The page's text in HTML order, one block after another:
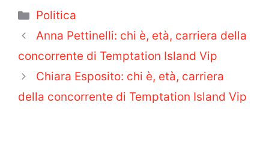
Categorie
Politica
Anna Pettinelli: chi è, età, carriera della
concorrente di Temptation Island Vip
Chiara Esposito: chi è, età, carriera
della concorrente di Temptation Island Vip